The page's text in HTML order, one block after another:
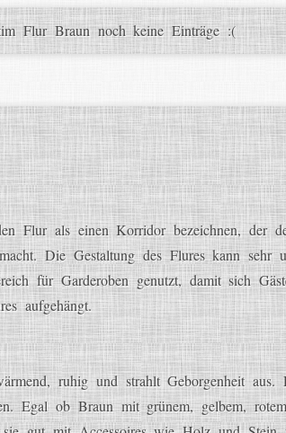
Flur Braun noch keine Einträge :(
Flur als einen Korridor bezeichnen, der
Die Gestaltung des Flures kann sehr
für Garderoben genutzt, damit sich
aufgehängt.
ruhig und strahlt Geborgenheit
Egal ob Braun mit grünem, gelbem,